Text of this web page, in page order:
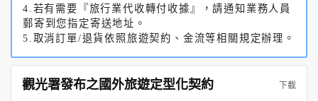
4.若有需要『旅行業代收轉付收據』，請通知業務人員
郵寄到您指定寄送地址。
5.取消訂單/退貨依照旅遊契約、金流等相關規定辦理。
觀光署發布之國外旅遊定型化契約 下載